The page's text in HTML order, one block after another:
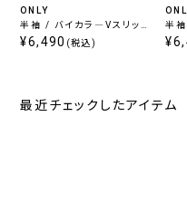
ONLY
半袖 / バイカラ―Vスリット
ネイビーブラウス
¥6,490 (税込)
半
ホワ
最近チェックしたアイテム